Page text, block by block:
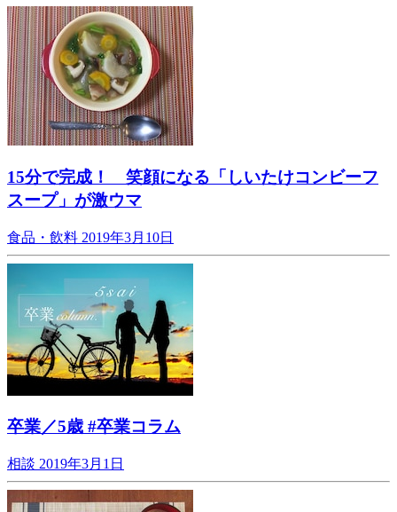
15分で完成！ 笑顔になる「しいたけコンビーフ
スープ」が激ウマ
食品・飲料 2019年3月10日
卒業／5歳 #卒業コラム
相談 2019年3月1日